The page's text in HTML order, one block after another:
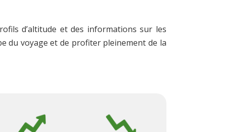
d’altitude et des informations sur les
du voyage et de profiter pleinement de la